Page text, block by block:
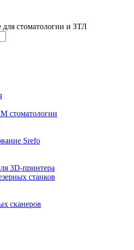
стоматологии и ЗТЛ
стоматологии
Srefo
3D-принтера
станков
сканеров